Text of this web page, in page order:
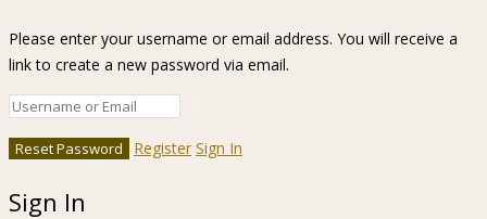
Please enter your username or email address. You will receive a
link to create a new password via email.
Register Sign In
Sign In